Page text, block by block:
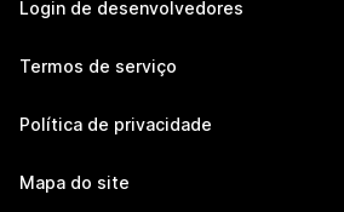
Login de desenvolvedores
Termos de serviço
Política de privacidade
Mapa do site